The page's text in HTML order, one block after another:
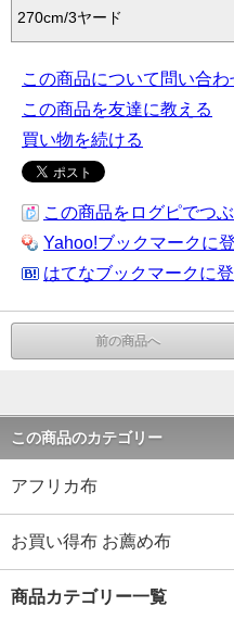
270cm/3ヤード
この商品について問い合わ
この商品を友達に教える
買い物を続ける
この商品をログピでつぶ
Yahoo!ブックマークに
はてなブックマークに
前の商品へ
この商品のカテゴリー
アフリカ布
お買い得布 お薦め布
商品カテゴリー一覧